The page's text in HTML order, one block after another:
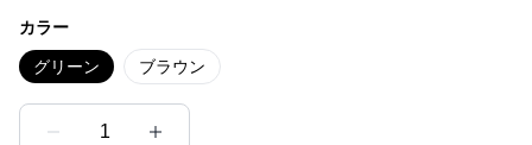
カラー
グリーン ブラウン
1